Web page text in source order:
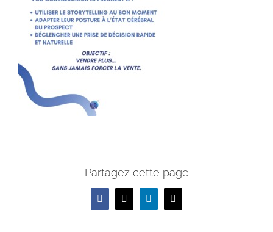
Partagez cette page
Facebook
X LinkedInEmail